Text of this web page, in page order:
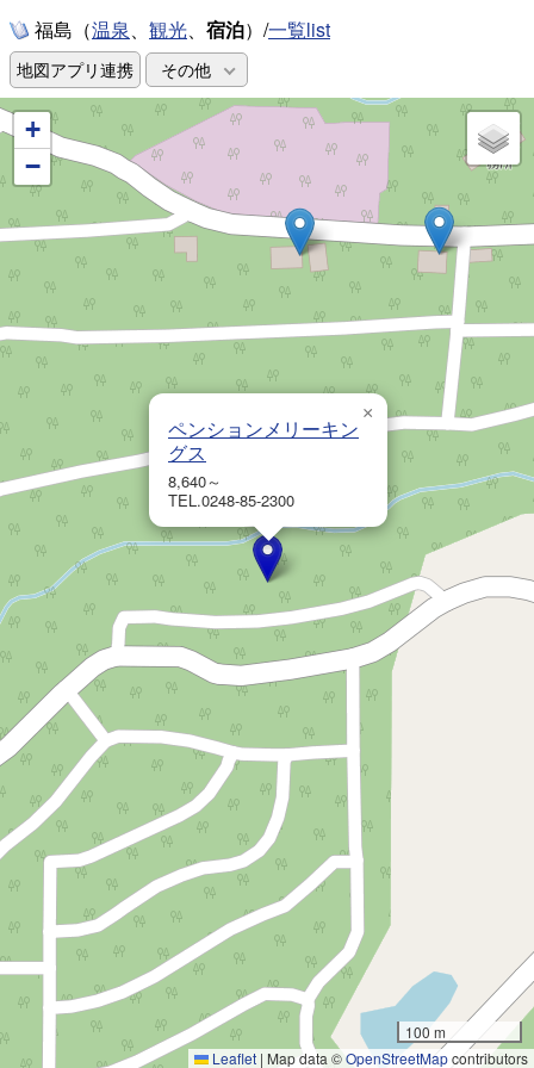
福島（温泉 、 観光、 宿泊）/一覧list
地図アプリ連携 その他
ペンションメリーキン
グス
8,640～
TEL.0248-85-2300
×
+
−
100 m
Leaflet | Map data ©OpenStreetMapcontributors